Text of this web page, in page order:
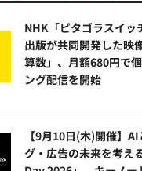
NHK「ピタゴラスイッ
出版が共同開発した映
算数」、月額680円で
ング配信を開始
【9月10日(木)開催】
グ・広告の未来を考